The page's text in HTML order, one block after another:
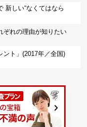
新しい“なくてはなら
ぞれの理由が知りたい
ント」(2017年／全国)